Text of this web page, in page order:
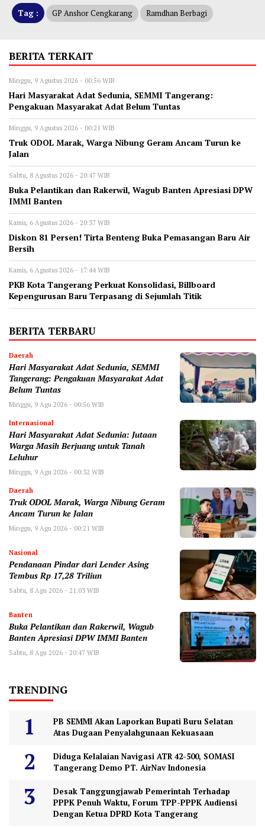
Tag : GP Anshor Cengkarang Ramdhan Berbagi
BERITA TERKAIT
Minggu, 9 Agustus 2026 - 00:56 WIB
Hari Masyarakat Adat Sedunia, SEMMI Tangerang:
Pengakuan Masyarakat Adat Belum Tuntas
Minggu, 9 Agustus 2026 - 00:21 WIB
Truk ODOL Marak, Warga Nibung Geram Ancam Turun ke
Jalan
Sabtu, 8 Agustus 2026 - 20:47 WIB
Buka Pelantikan dan Rakerwil, Wagub Banten Apresiasi DPW
IMMI Banten
Kamis, 6 Agustus 2026 - 20:37 WIB
Diskon 81 Persen! Tirta Benteng Buka Pemasangan Baru Air
Bersih
Kamis, 6 Agustus 2026 - 17:44 WIB
‎PKB Kota Tangerang Perkuat Konsolidasi, Billboard
Kepengurusan Baru Terpasang di Sejumlah Titik ‎
BERITA TERBARU
Daerah
Hari Masyarakat Adat Sedunia, SEMMI
Tangerang: Pengakuan Masyarakat Adat
Belum Tuntas
Minggu, 9 Agu 2026 - 00:56 WIB
Internasional
Hari Masyarakat Adat Sedunia: Jutaan
Warga Masih Berjuang untuk Tanah
Leluhur
Minggu, 9 Agu 2026 - 00:32 WIB
Daerah
Truk ODOL Marak, Warga Nibung Geram
Ancam Turun ke Jalan
Minggu, 9 Agu 2026 - 00:21 WIB
Nasional
Pendanaan Pindar dari Lender Asing
Tembus Rp 17,28 Triliun
Sabtu, 8 Agu 2026 - 21:03 WIB
Banten
Buka Pelantikan dan Rakerwil, Wagub
Banten Apresiasi DPW IMMI Banten
Sabtu, 8 Agu 2026 - 20:47 WIB
TRENDING
PB SEMMI Akan Laporkan Bupati Buru Selatan
Atas Dugaan Penyalahgunaan Kekuasaan
Diduga Kelalaian Navigasi ATR 42-500, SOMASI
Tangerang Demo PT. AirNav Indonesia
Desak Tanggungjawab Pemerintah Terhadap
PPPK Penuh Waktu, Forum TPP-PPPK Audiensi
Dengan Ketua DPRD Kota Tangerang